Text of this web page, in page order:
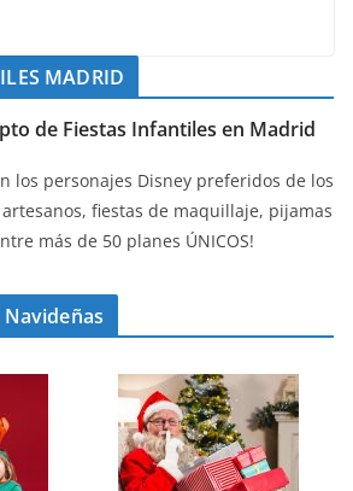
MADRID
de Fiestas Infantiles en Madrid
los personajes Disney preferidos de los
fiestas de maquillaje, pijamas
más de 50 planes ÚNICOS!